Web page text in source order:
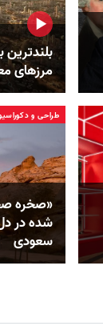
مرزهای
طراحی و
«صخره
شده در
سعودی